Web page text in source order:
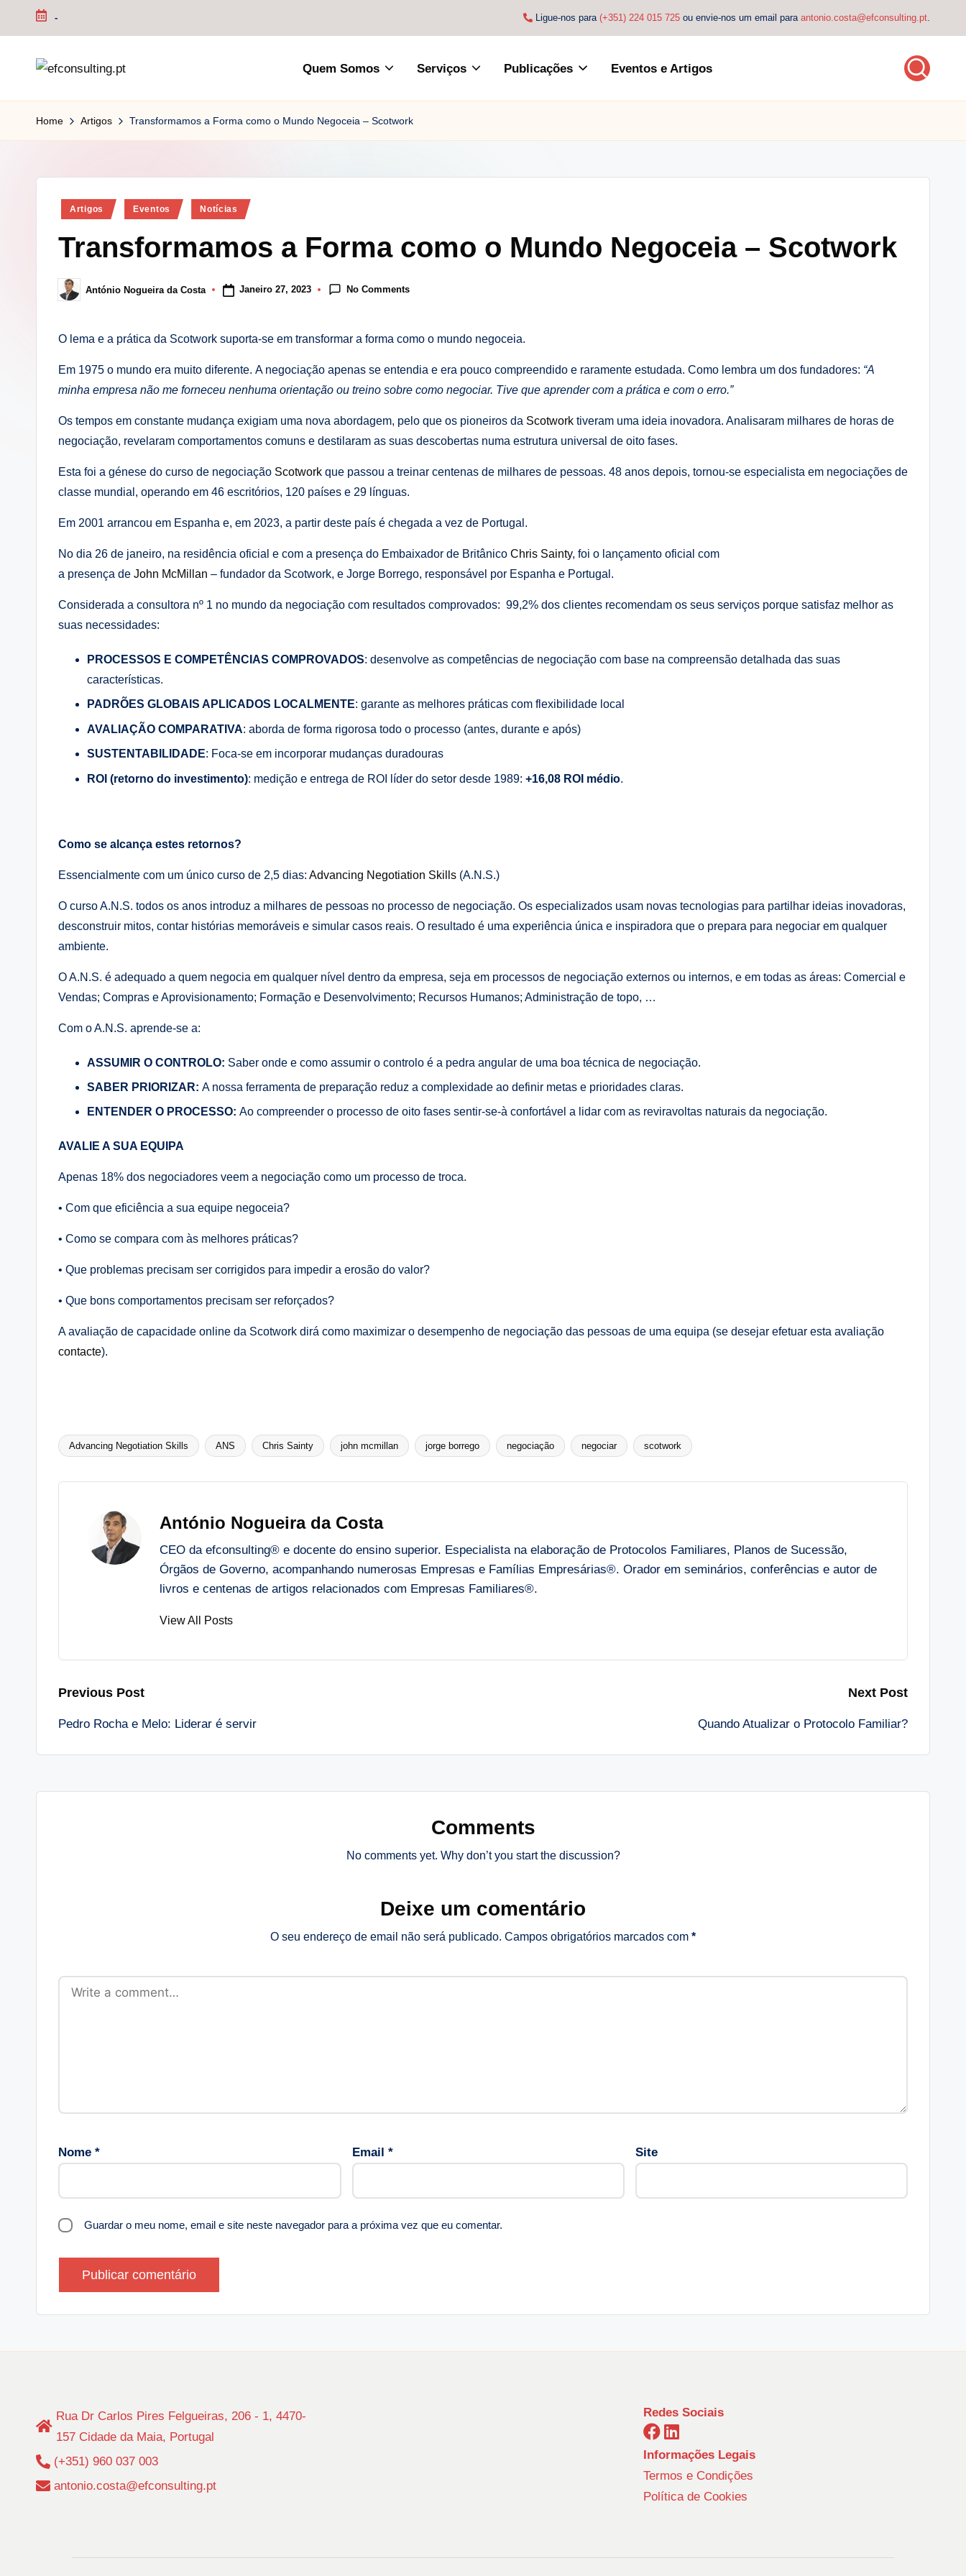
Skip
- Ligue-nos para (+351) 224 015 725 ou envie-nos um email para antonio.costa@efconsulting.pt.
f
o
Quem Somos Serviços Publicações Eventos e Artigos
Home Artigos Transformamos a Forma como o Mundo Negoceia – Scotwork
Posted
Artigos Eventos Notícias
Transformamos a Forma como o Mundo Negoceia – Scotwork
Posted
by
António Nogueira da Costa Janeiro 27, 2023 No Comments
O lema e a prática da Scotwork suporta-se em transformar a forma como o mundo negoceia.
Em 1975 o mundo era muito diferente. A negociação apenas se entendia e era pouco compreendido e raramente estudada. Como lembra um dos fundadores: “A
minha empresa não me forneceu nenhuma orientação ou treino sobre como negociar. Tive que aprender com a prática e com o erro.”
Os tempos em constante mudança exigiam uma nova abordagem, pelo que os pioneiros da Scotwork tiveram uma ideia inovadora. Analisaram milhares de horas de
negociação, revelaram comportamentos comuns e destilaram as suas descobertas numa estrutura universal de oito fases.
Esta foi a génese do curso de negociação Scotwork que passou a treinar centenas de milhares de pessoas. 48 anos depois, tornou-se especialista em negociações de
classe mundial, operando em 46 escritórios, 120 países e 29 línguas.
Em 2001 arrancou em Espanha e, em 2023, a partir deste país é chegada a vez de Portugal.
No dia 26 de janeiro, na residência oficial e com a presença do Embaixador de Britânico Chris Sainty, foi o lançamento oficial com
a presença de John McMillan – fundador da Scotwork, e Jorge Borrego, responsável por Espanha e Portugal.
Considerada a consultora nº 1 no mundo da negociação com resultados comprovados: 99,2% dos clientes recomendam os seus serviços porque satisfaz melhor as
suas necessidades:
PROCESSOS E COMPETÊNCIAS COMPROVADOS: desenvolve as competências de negociação com base na compreensão detalhada das suas
características.
PADRÕES GLOBAIS APLICADOS LOCALMENTE: garante as melhores práticas com flexibilidade local
AVALIAÇÃO COMPARATIVA: aborda de forma rigorosa todo o processo (antes, durante e após)
SUSTENTABILIDADE: Foca-se em incorporar mudanças duradouras
ROI (retorno do investimento): medição e entrega de ROI líder do setor desde 1989: +16,08 ROI médio.
Como se alcança estes retornos?
Essencialmente com um único curso de 2,5 dias: Advancing Negotiation Skills (A.N.S.)
O curso A.N.S. todos os anos introduz a milhares de pessoas no processo de negociação. Os especializados usam novas tecnologias para partilhar ideias inovadoras,
desconstruir mitos, contar histórias memoráveis e simular casos reais. O resultado é uma experiência única e inspiradora que o prepara para negociar em qualquer
ambiente.
O A.N.S. é adequado a quem negocia em qualquer nível dentro da empresa, seja em processos de negociação externos ou internos, e em todas as áreas: Comercial e
Vendas; Compras e Aprovisionamento; Formação e Desenvolvimento; Recursos Humanos; Administração de topo, …
Com o A.N.S. aprende-se a:
ASSUMIR O CONTROLO: Saber onde e como assumir o controlo é a pedra angular de uma boa técnica de negociação.
SABER PRIORIZAR: A nossa ferramenta de preparação reduz a complexidade ao definir metas e prioridades claras.
ENTENDER O PROCESSO: Ao compreender o processo de oito fases sentir-se-à confortável a lidar com as reviravoltas naturais da negociação.
AVALIE A SUA EQUIPA
Apenas 18% dos negociadores veem a negociação como um processo de troca.
• Com que eficiência a sua equipe negoceia?
• Como se compara com às melhores práticas?
• Que problemas precisam ser corrigidos para impedir a erosão do valor?
• Que bons comportamentos precisam ser reforçados?
A avaliação de capacidade online da Scotwork dirá como maximizar o desempenho de negociação das pessoas de uma equipa (se desejar efetuar esta avaliação
contacte).
Tags:
Advancing Negotiation Skills ANS Chris Sainty john mcmillan jorge borrego negociação negociar scotwork
António Nogueira da Costa
CEO da efconsulting® e docente do ensino superior. Especialista na elaboração de Protocolos Familiares, Planos de Sucessão,
Órgãos de Governo, acompanhando numerosas Empresas e Famílias Empresárias®. Orador em seminários, conferências e autor de
livros e centenas de artigos relacionados com Empresas Familiares®.
View All Posts
Post
navigation
Previous Post
Pedro Rocha e Melo: Liderar é servir
Next Post
Quando Atualizar o Protocolo Familiar?
Comments
No comments yet. Why don’t you start the discussion?
Deixe um comentário
O seu endereço de email não será publicado. Campos obrigatórios marcados com *
Nome * Email * Site
Guardar o meu nome, email e site neste navegador para a próxima vez que eu comentar.
Rua Dr Carlos Pires Felgueiras, 206 - 1, 4470-
157 Cidade da Maia, Portugal
(+351) 960 037 003
antonio.costa@efconsulting.pt
Redes Sociais
Informações Legais
Termos e Condições
Política de Cookies